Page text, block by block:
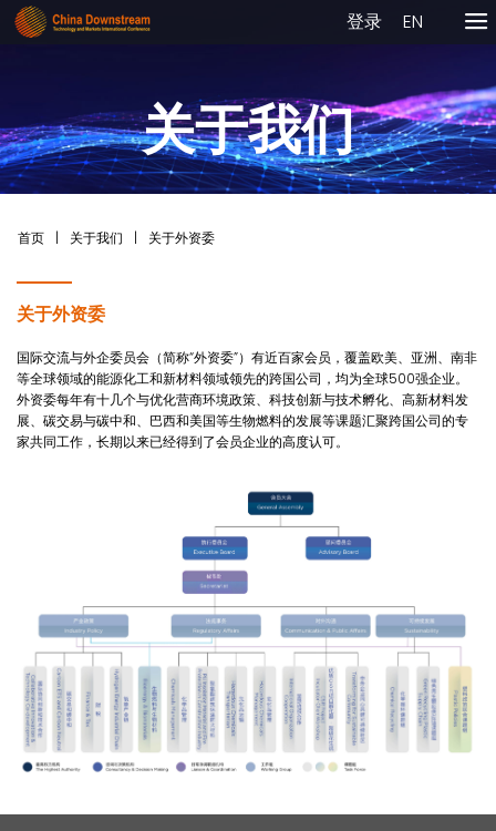
登录 EN
关于我们
首页 | 关于我们 | 关于外资委
关于外资委
国际交流与外企委员会（简称“外资委”）有近百家会员，覆盖欧美、亚洲、南非
等全球领域的能源化工和新材料领域领先的跨国公司，均为全球500强企业。
外资委每年有十几个与优化营商环境政策、科技创新与技术孵化、高新材料发
展、碳交易与碳中和、巴西和美国等生物燃料的发展等课题汇聚跨国公司的专
家共同工作，长期以来已经得到了会员企业的高度认可。